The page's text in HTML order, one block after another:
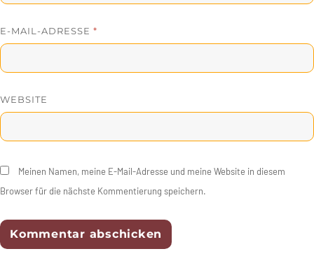
E-MAIL-ADRESSE *
WEBSITE
Meinen Namen, meine E-Mail-Adresse und meine Website in diesem
Browser für die nächste Kommentierung speichern.